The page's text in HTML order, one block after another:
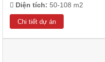
Diện tích: 50-108 m2
Chi tiết dự án